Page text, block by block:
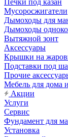
Печки под казан
Мусоросжигатели
Дымоходы для
Дымоходы
Вытяжной зонт
Аксессуары
Крышки на
Подставки под
Прочие
Мебель для дома
Акции
Услуги
Сервис
Фундамент для
Установка